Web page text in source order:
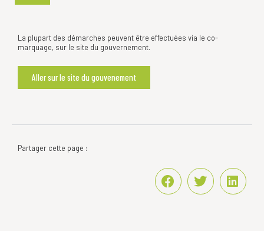
La plupart des démarches peuvent être effectuées via le co-
marquage, sur le site du gouvernement.
Aller sur le site du gouvenement
Partager cette page :